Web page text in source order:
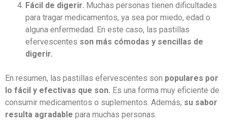
Fácil de digerir. Muchas personas tienen dificultades
para tragar medicamentos, ya sea por miedo, edad o
alguna enfermedad. En este caso, las pastillas
efervescentes son más cómodas y sencillas de
digerir.
En resumen, las pastillas efervescentes son populares por
lo fácil y efectivas que son. Es una forma muy eficiente de
consumir medicamentos o suplementos. Además, su sabor
resulta agradable para muchas personas.